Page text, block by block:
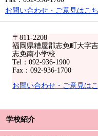
〒811-2208
福岡県糟屋郡志免町大字
志免南小学校
Tel：092-936-1900
Fax：092-936-1700
お問い合わせ・ご意見は
学校紹介
お問い合わせ・ご意見はこ